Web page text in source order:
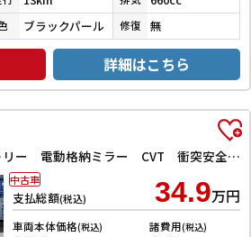
ブラックパール 修復 無
詳細はこちら
S ETC キーレスエントリー 電動格納ミラー CVT 衝突安全ボディ ABS ESC エアコン パワーステアリング パワーウィンドウ
支払総額(税込) 34.9万円
車両本体価格(税込) 諸費用(税込)
中古車